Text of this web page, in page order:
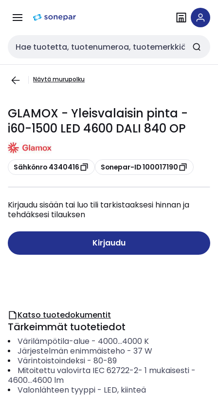
navigointiinsisältöön
Haku
Näytä murupolku
GLAMOX - Yleisvalaisin pinta -
i60-1500 LED 4600 DALI 840 OP
Kopioi
Sähkönro 4340416 Kopioi
Sonepar-ID 100017190
Kirjaudu sisään tai luo tili tarkistaaksesi hinnan ja
tehdäksesi tilauksen
Kirjaudu
Katso tuotedokumentit
Tärkeimmät tuotetiedot
Värilämpötila-alue - 4000...4000 K
Järjestelmän enimmäisteho - 37 W
Värintoistoindeksi- 80-89
Mitoitettu valovirta IEC 62722-2- 1 mukaisesti-
4600...4600 lm
Valonlähteen tyyppi- LED, kiinteä